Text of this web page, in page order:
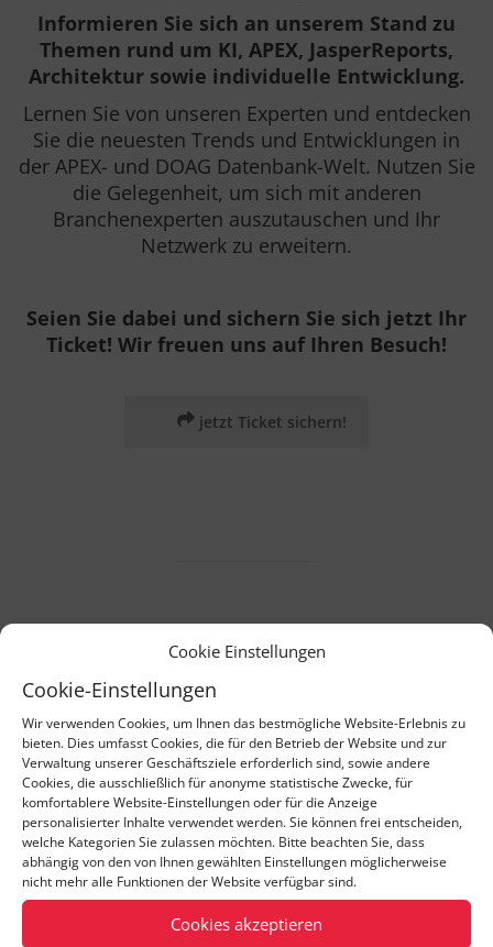
Cookie Einstellungen
Cookie-Einstellungen
Wir verwenden Cookies, um Ihnen das bestmögliche Website-Erlebnis zu
bieten. Dies umfasst Cookies, die für den Betrieb der Website und zur
Verwaltung unserer Geschäftsziele erforderlich sind, sowie andere
Cookies, die ausschließlich für anonyme statistische Zwecke, für
komfortablere Website-Einstellungen oder für die Anzeige
personalisierter Inhalte verwendet werden. Sie können frei entscheiden,
welche Kategorien Sie zulassen möchten. Bitte beachten Sie, dass
abhängig von den von Ihnen gewählten Einstellungen möglicherweise
nicht mehr alle Funktionen der Website verfügbar sind.
Cookies akzeptieren
Informieren Sie sich an unserem Stand zu
Themen rund um KI, APEX, JasperReports,
Architektur sowie individuelle Entwicklung.
Lernen Sie von unseren Experten und entdecken
Sie die neuesten Trends und Entwicklungen in
der APEX- und DOAG Datenbank-Welt. Nutzen Sie
die Gelegenheit, um sich mit anderen
Branchenexperten auszutauschen und Ihr
Netzwerk zu erweitern.
Seien Sie dabei und sichern Sie sich jetzt Ihr
Ticket! Wir freuen uns auf Ihren Besuch!
jetzt Ticket sichern!
TEAM-Vorträge auf der APEX
connect
„Softwareforensik mit KI: Dem Legacy Code
auf der Spur“
Referent: Simon Gorissen, TEAM GmbH
Mittwoch, 14.05.25, 16:00 – 16:45 Uhr, Raum 1
Mehr Infos